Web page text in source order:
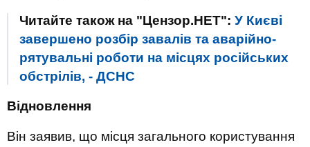
Читайте також на "Цензор.НЕТ": У Києві
завершено розбір завалів та аварійно-
рятувальні роботи на місцях російських
обстрілів, - ДСНС
Відновлення
Він заявив, що місця загального користування